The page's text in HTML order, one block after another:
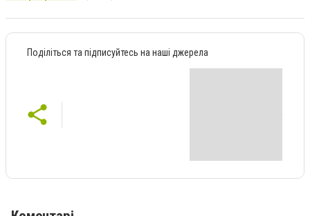
Поділіться та підписуйтесь на наші джерела